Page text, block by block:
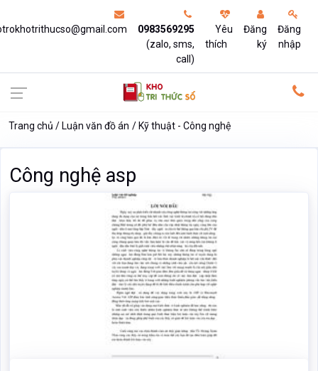
0983569295
(zalo, sms,
call)
Yêu
thích
Đăng
ký
Đăng
nhập
Trang chủ Luận văn đồ án Kỹ thuật - Công nghệ
Công nghệ asp